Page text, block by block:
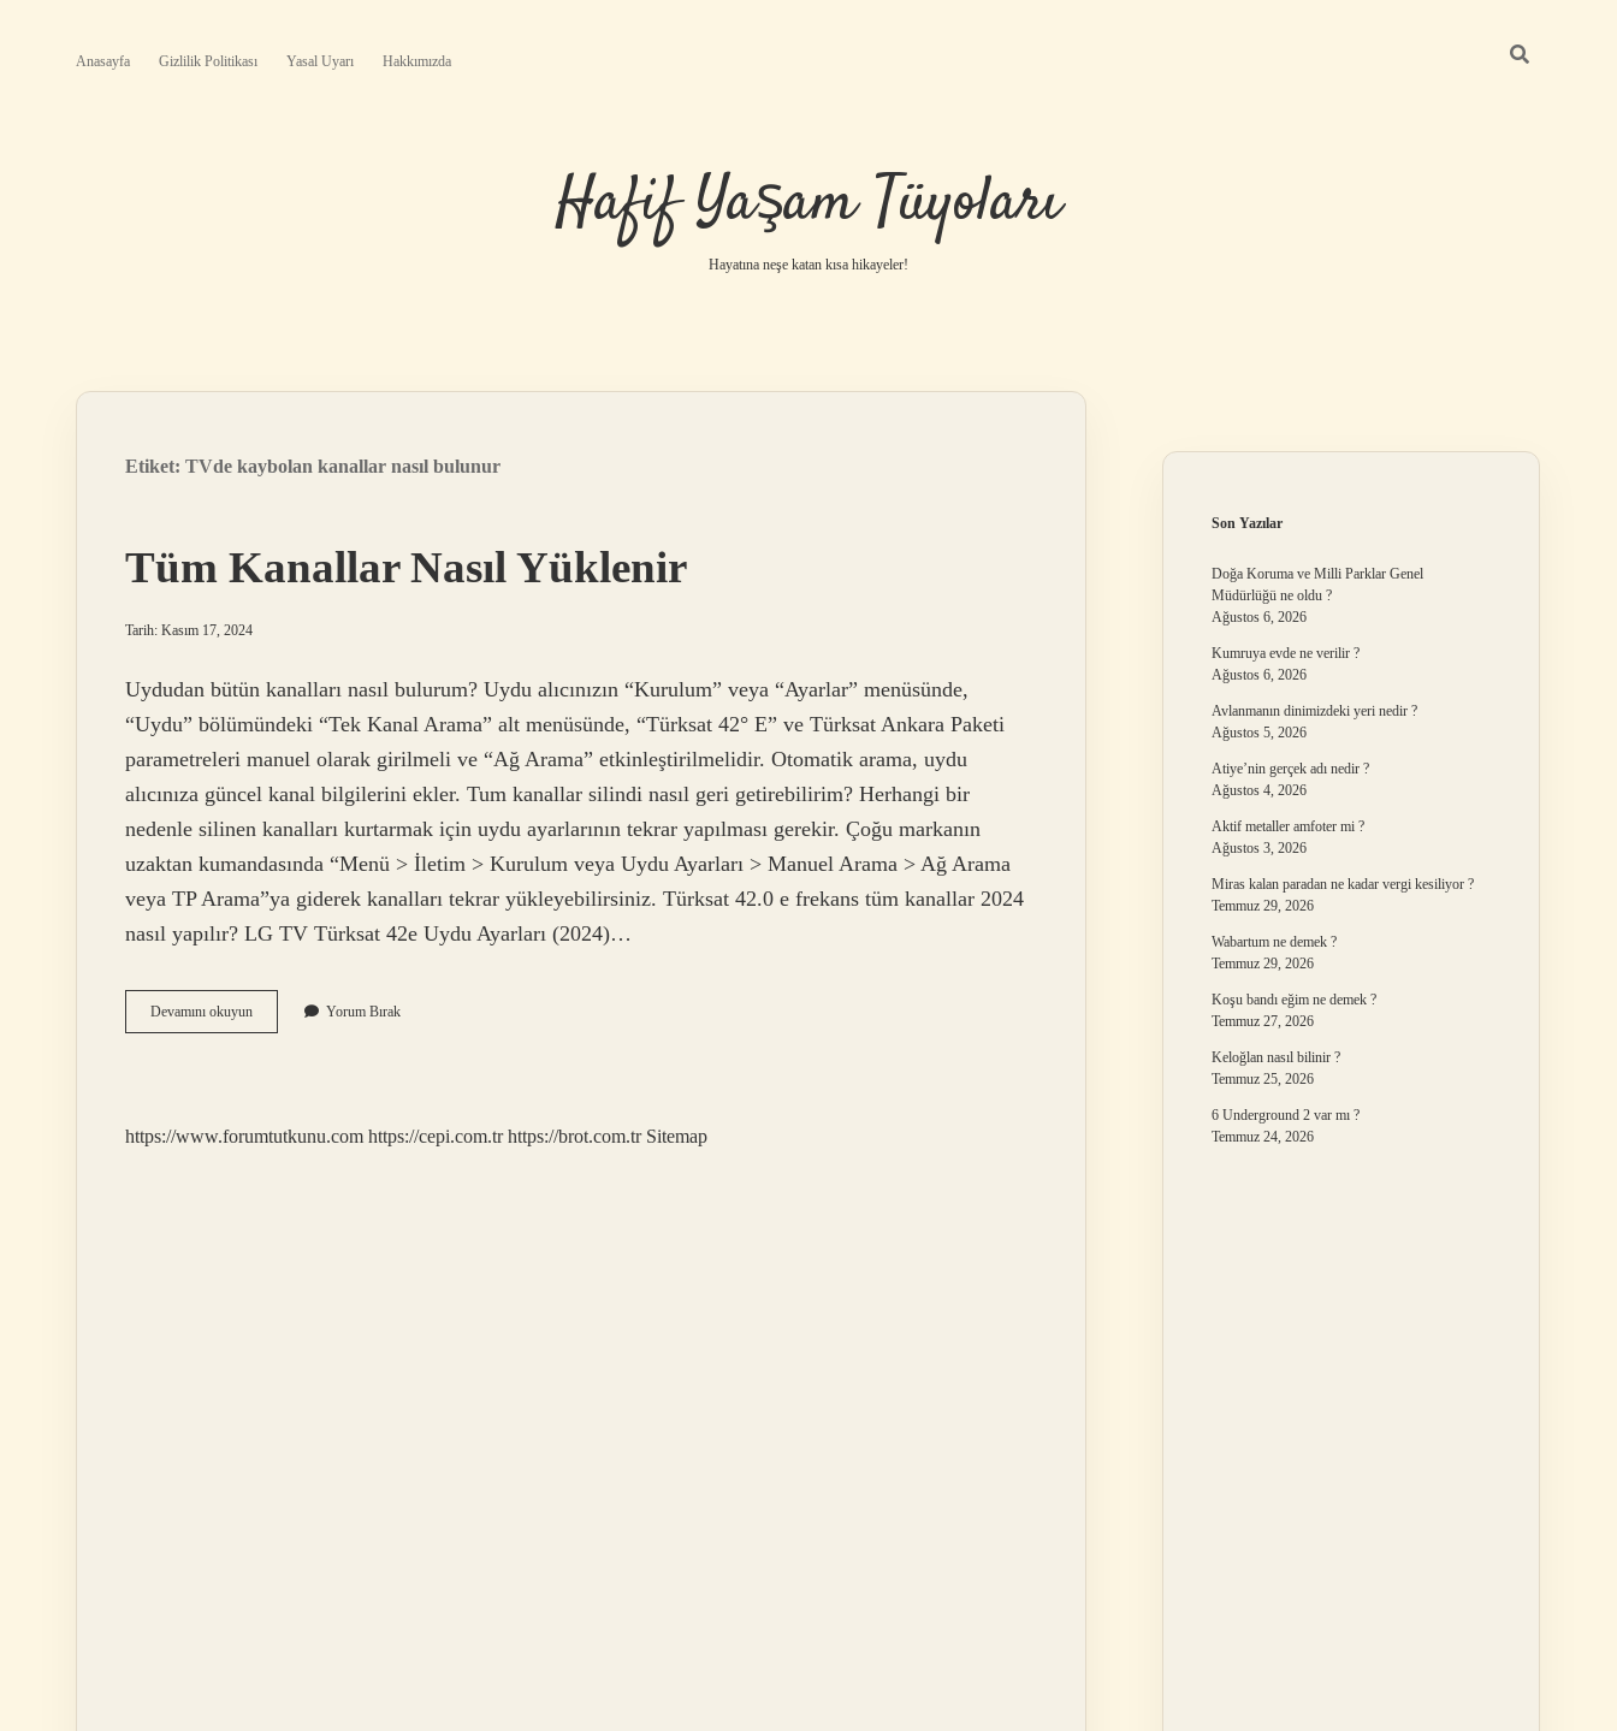
Anasayfa Gizlilik Politikası Yasal Uyarı Hakkımızda
Hafif Yaşam Tüyoları
Hayatına neşe katan kısa hikayeler!
Etiket: TVde kaybolan kanallar nasıl bulunur
Tüm Kanallar Nasıl Yüklenir
Tarih: Kasım 17, 2024
Uydudan bütün kanalları nasıl bulurum? Uydu alıcınızın “Kurulum” veya “Ayarlar” menüsünde,
“Uydu” bölümündeki “Tek Kanal Arama” alt menüsünde, “Türksat 42° E” ve Türksat Ankara Paketi
parametreleri manuel olarak girilmeli ve “Ağ Arama” etkinleştirilmelidir. Otomatik arama, uydu
alıcınıza güncel kanal bilgilerini ekler. Tum kanallar silindi nasıl geri getirebilirim? Herhangi bir
nedenle silinen kanalları kurtarmak için uydu ayarlarının tekrar yapılması gerekir. Çoğu markanın
uzaktan kumandasında “Menü > İletim > Kurulum veya Uydu Ayarları > Manuel Arama > Ağ Arama
veya TP Arama”ya giderek kanalları tekrar yükleyebilirsiniz. Türksat 42.0 e frekans tüm kanallar 2024
nasıl yapılır? LG TV Türksat 42e Uydu Ayarları (2024)…
Devamını okuyunTüm
Kanallar
Yorum Bırak
https://www.forumtutkunu.com https://cepi.com.tr https://brot.com.tr Sitemap
Son Yazılar
Doğa Koruma ve Milli Parklar Genel
Müdürlüğü ne oldu ?
Ağustos 6, 2026
Kumruya evde ne verilir ?
Ağustos 6, 2026
Avlanmanın dinimizdeki yeri nedir ?
Ağustos 5, 2026
Atiye’nin gerçek adı nedir ?
Ağustos 4, 2026
Aktif metaller amfoter mi ?
Ağustos 3, 2026
Miras kalan paradan ne kadar vergi kesiliyor ?
Temmuz 29, 2026
Wabartum ne demek ?
Temmuz 29, 2026
Koşu bandı eğim ne demek ?
Temmuz 27, 2026
Keloğlan nasıl bilinir ?
Temmuz 25, 2026
6 Underground 2 var mı ?
Temmuz 24, 2026